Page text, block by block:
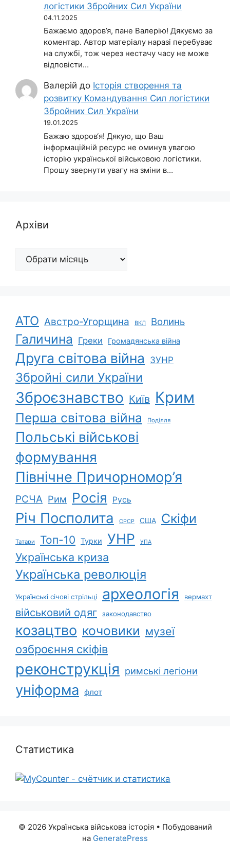
логістики Збройних Сил України
04.11.2025
Бажаємо здоров’я, пане Валерію! Дякуємо за
коментар. Автор матеріалу наразі перебуває
на службі, тож через нестачу часу не може
відповісти…
Валерій до Історія створення та
розвитку Командування Сил логістики
Збройних Сил України
19.01.2025
Бажаю здоров‘я! Дякую, що Ваш
інформаційній ресурс не оминув увагою
історію української військовою логістики.
Прошу звернути увагу на зміни в…
Архіви
Архіви
АТО Австро-Угорщина ВКЛ Волинь
Галичина Греки Громадянська війна
Друга світова війна ЗУНР
Збройні сили України
Зброєзнавство Київ Крим
Перша світова війна Поділля
Польські військові
формування
Північне Причорномор’я
РСЧА Рим Росія Русь
Річ Посполита СРСР США Скіфи
Татари Топ-10 Турки УНР УПА
Українська криза
Українська революція
Українські січові стрільці археологія вермахт
військовий одяг законодавство
козацтво кочовики музеї
озброєння скіфів
реконструкція римські легіони
уніформа флот
Статистика
© 2026 Українська військова історія• Побудований
на GeneratePress